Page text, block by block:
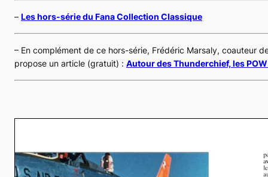
– Les hors-série du Fana Collection Classique
– En complément de ce hors-série, Frédéric Marsaly, coauteur
propose un article (gratuit) : Autour des Thunderchief, les